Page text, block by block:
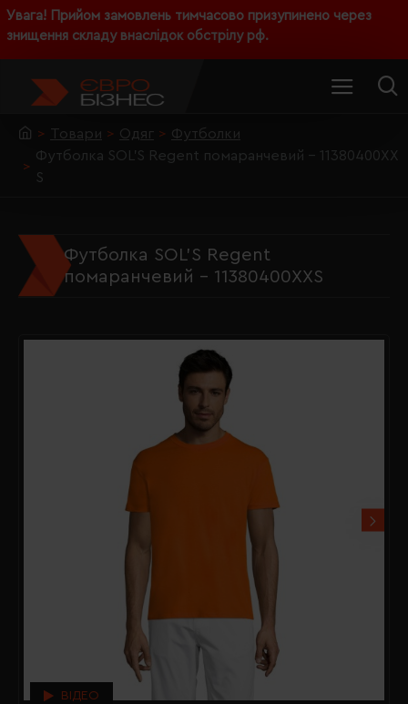
Увага! Прийом замовлень тимчасово призупинено через
знищення складу внаслідок обстрілу рф.
Товари Одяг
Футболки
Футболка SOL'S Regent помаранчевий - 11380400XX
S
Футболка SOL'S Regent
помаранчевий - 11380400XXS
ВІДЕО